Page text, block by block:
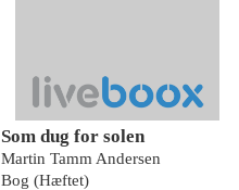
Som dug for solen
Martin Tamm Andersen
Bog (Hæftet)